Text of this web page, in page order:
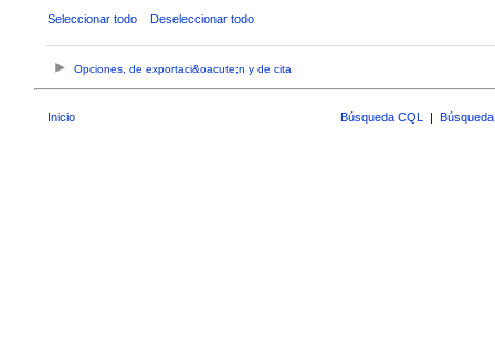
Seleccionar todo Deseleccionar todo
Opciones, de exportaci&oacute;n y de cita
Inicio Búsqueda CQL |